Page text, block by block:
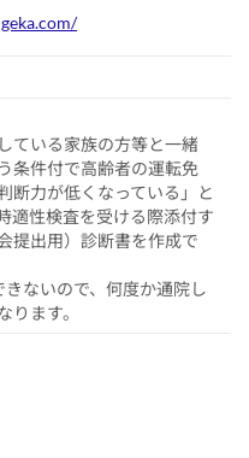
ている家族の方等と一緒
条件付で高齢者の運転免
断力が低くなっている」と
適性検査を受ける際添付す
提出用）診断書を作成で
ないので、何度か通院し
ります。